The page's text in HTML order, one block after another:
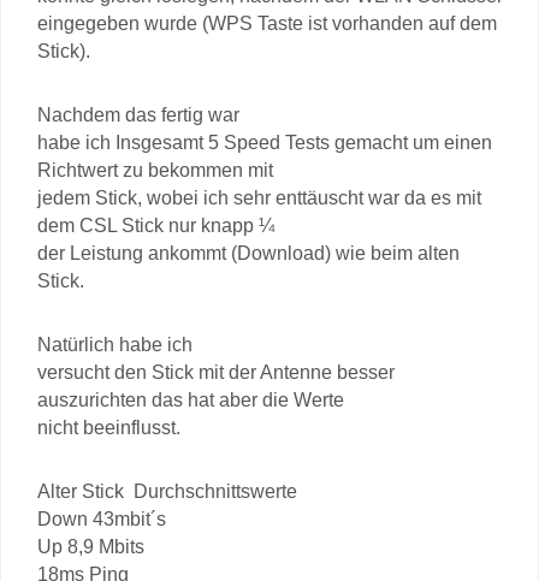
eingegeben wurde (WPS Taste ist vorhanden auf dem
Stick).
Nachdem das fertig war
habe ich Insgesamt 5 Speed Tests gemacht um einen
Richtwert zu bekommen mit
jedem Stick, wobei ich sehr enttäuscht war da es mit
dem CSL Stick nur knapp ¼
der Leistung ankommt (Download) wie beim alten
Stick.
Natürlich habe ich
versucht den Stick mit der Antenne besser
auszurichten das hat aber die Werte
nicht beeinflusst.
Alter Stick Durchschnittswerte
Down 43mbit´s
Up 8,9 Mbits
18ms Ping